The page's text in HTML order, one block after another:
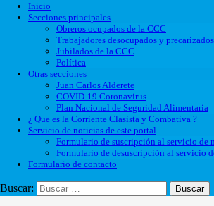
Inicio
Secciones principales
Obreros ocupados de la CCC
Trabajadores desocupados y
Jubilados de la CCC
Política
Otras secciones
Juan Carlos Alderete
COVID-19 Coronavirus
Plan Nacional de Seguridad Alimentaria
¿ Que es la Corriente Clasista y Combativa ?
Servicio de noticias de este portal
Formulario de suscripción al servicio de
Formulario de desuscripción al servicio
Formulario de contacto
Buscar: